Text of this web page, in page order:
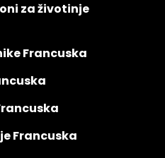
za životinje
Francuska
Francuska